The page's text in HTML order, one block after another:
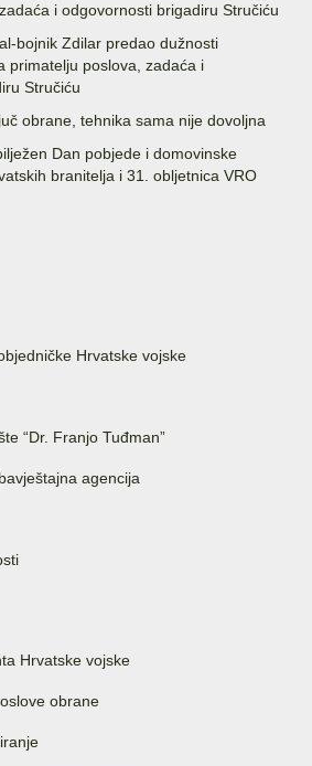
i odgovornosti brigadiru Stručiću
bojnik Zdilar predao dužnosti
primatelju poslova, zadaća i
Stručiću
obrane, tehnika sama nije dovoljna
Dan pobjede i domovinske
branitelja i 31. obljetnica VRO
Hrvatske vojske
“Dr. Franjo Tuđman”
agencija
Hrvatske vojske
obrane